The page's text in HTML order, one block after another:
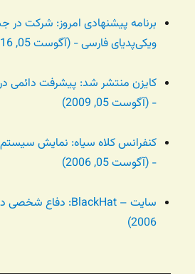
ویکی‌پدیای فارسی - (آگوست 05, 2016)
کایزن منتشر شد: پیشرفت دائمی
- (آگوست 05, 2009)
کنفرانس کلاه سیاه:‌ نمایش
- (آگوست 05, 2006)
2006)